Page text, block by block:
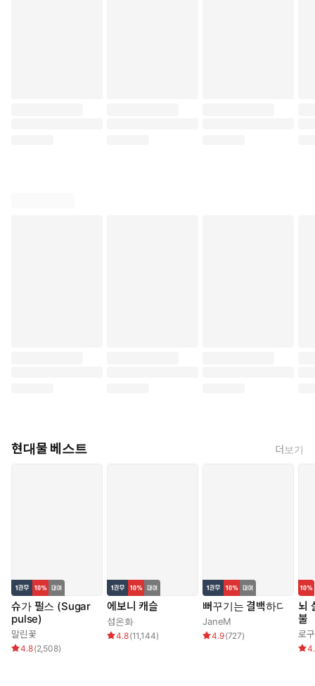
현대물 베스트 더보기
슈가 펄스 (Sugar
pulse)
말린꽃
4.8(2,508)
에보니 캐슬
섬온화
4.8(11,144)
뻐꾸기는 결백하다
JaneM
4.9(727)
뇌
불
로